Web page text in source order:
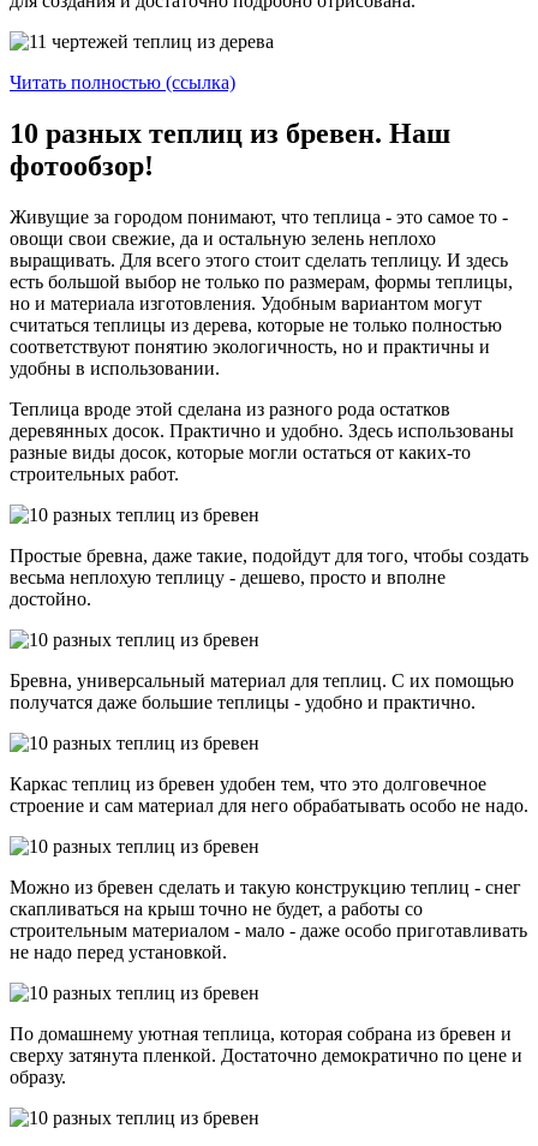
Читать полностью (ссылка)
10 разных теплиц из бревен. Наш
фотообзор!
Живущие за городом понимают, что теплица - это самое то -
овощи свои свежие, да и остальную зелень неплохо
выращивать. Для всего этого стоит сделать теплицу. И здесь
есть большой выбор не только по размерам, формы теплицы,
но и материала изготовления. Удобным вариантом могут
считаться теплицы из дерева, которые не только полностью
соответствуют понятию экологичность, но и практичны и
удобны в использовании.
Теплица вроде этой сделана из разного рода остатков
деревянных досок. Практично и удобно. Здесь использованы
разные виды досок, которые могли остаться от каких-то
строительных работ.
Простые бревна, даже такие, подойдут для того, чтобы создать
весьма неплохую теплицу - дешево, просто и вполне
достойно.
Бревна, универсальный материал для теплиц. С их помощью
получатся даже большие теплицы - удобно и практично.
Каркас теплиц из бревен удобен тем, что это долговечное
строение и сам материал для него обрабатывать особо не надо.
Можно из бревен сделать и такую конструкцию теплиц - снег
скапливаться на крыш точно не будет, а работы со
строительным материалом - мало - даже особо приготавливать
не надо перед установкой.
По домашнему уютная теплица, которая собрана из бревен и
сверху затянута пленкой. Достаточно демократично по цене и
образу.